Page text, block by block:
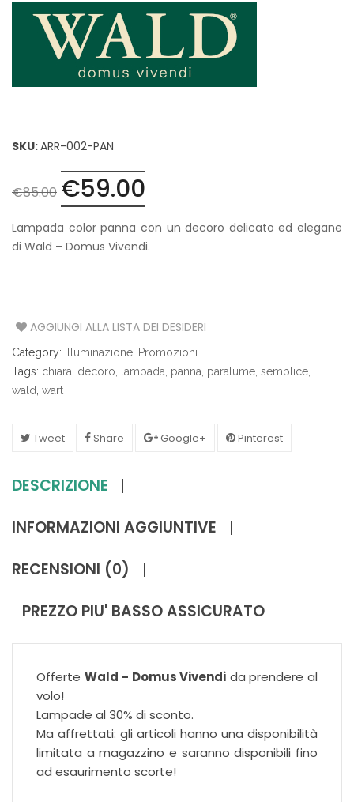
SKU:ARR-002-PAN
€85.00 Il
prezzo
originale
era:
€59.00
prezzo
attuale
è:
Lampada color panna con un decoro delicato ed elegane
di Wald – Domus Vivendi.
AGGIUNGI ALLA LISTA DEI DESIDERI
Category: Illuminazione Promozioni
Tags: chiara decoro lampada panna paralume semplice
wald wart
Tweet Share Google+ Pinterest
DESCRIZIONE
INFORMAZIONI AGGIUNTIVE
RECENSIONI (0)
PREZZO PIU' BASSO ASSICURATO
Offerte Wald – Domus Vivendi da prendere al
volo!
Lampade al 30% di sconto.
Ma affrettati: gli articoli hanno una disponibilità
limitata a magazzino e saranno disponibili fino
ad esaurimento scorte!